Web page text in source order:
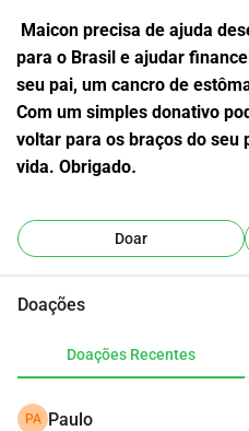
para o Brasil e ajudar
seu pai, um cancro de
Com um simples donativo
voltar para os braços do seu
vida. Obrigado.
Doar
Doações
Doações Recentes
PA Paulo